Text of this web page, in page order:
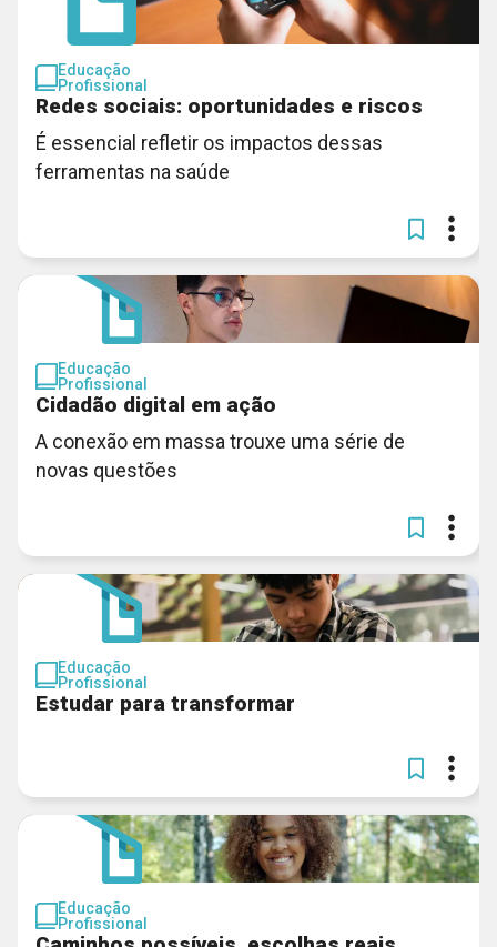
Educação
Profissional
Redes sociais: oportunidades e riscos
É essencial refletir os impactos dessas
ferramentas na saúde
Educação
Profissional
Cidadão digital em ação
A conexão em massa trouxe uma série de
novas questões
Educação
Profissional
Estudar para transformar
Educação
Profissional